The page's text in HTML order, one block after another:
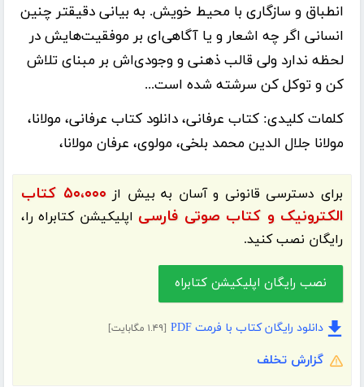
انطباق و سازگاری با محیط خویش. به بیانی دقیقتر چنین
انسانی اگر چه اشعار و یا آگاهی‌ای بر موفقیت‌هایش در
لحظه ندارد ولی قالب ذهنی و وجودی‌اش بر مبنای تلاش
کن و توکل کن سرشته شده است...
کلمات کلیدی: کتاب عرفانی، دانلود کتاب عرفانی، مولانا،
مولانا جلال الدین محمد بلخی، مولوی، عرفان مولانا،
برای دسترسی قانونی و آسان به بیش از
۵۰،۰۰۰ کتاب
الکترونیک و کتاب صوتی فارسی اپلیکیشنکتابراهرا،
رایگان نصب کنید.
نصب رایگان اپلیکیشن کتابراه
دانلود رایگان کتاب با فرمت PDF [۱.۴۹ مگابایت]
گزارش تخلف